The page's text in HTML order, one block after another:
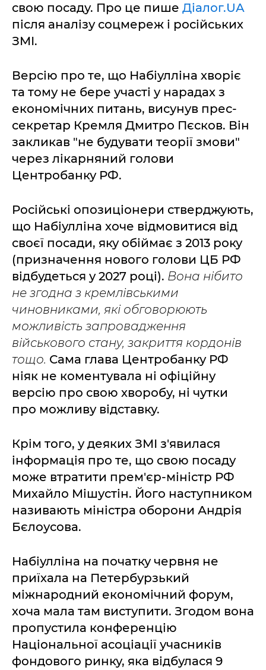
свою посаду. Про це пише Діалог.UA
після аналізу соцмереж і російських
ЗМІ.
Версію про те, що Набіулліна хворіє
та тому не бере участі у нарадах з
економічних питань, висунув прес-
секретар Кремля Дмитро Пєсков. Він
закликав "не будувати теорії змови"
через лікарняний голови
Центробанку РФ.
Російські опозиціонери стверджують,
що Набіулліна хоче відмовитися від
своєї посади, яку обіймає з 2013 року
(призначення нового голови ЦБ РФ
відбудеться у 2027 році). Вона нібито
не згодна з кремлівськими
чиновниками, які обговорюють
можливість запровадження
військового стану, закриття кордонів
тощо. Сама глава Центробанку РФ
ніяк не коментувала ні офіційну
версію про свою хворобу, ні чутки
про можливу відставку.
Крім того, у деяких ЗМІ з'явилася
інформація про те, що свою посаду
може втратити прем'єр-міністр РФ
Михайло Мішустін. Його наступником
називають міністра оборони Андрія
Бєлоусова.
Набіулліна на початку червня не
приїхала на Петербурзький
міжнародний економічний форум,
хоча мала там виступити. Згодом вона
пропустила конференцію
Національної асоціації учасників
фондового ринку, яка відбулася 9